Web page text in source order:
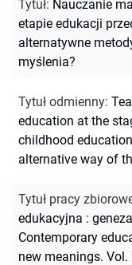
Tytuł: Nauczanie
etapie edukacji
alternatywne
myślenia?
Tytuł odmienny:
education at the
childhood
alternative way of
Tytuł pracy
edukacyjna :
Contemporary
new meanings. Vol.